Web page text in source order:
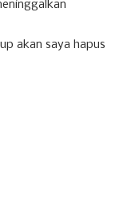
akan saya hapus